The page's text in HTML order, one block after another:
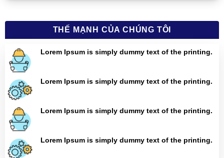
THẾ MẠNH CỦA CHÚNG TÔI
Lorem Ipsum is simply dummy text of the printing.
Lorem Ipsum is simply dummy text of the printing.
Lorem Ipsum is simply dummy text of the printing.
Lorem Ipsum is simply dummy text of the printing.